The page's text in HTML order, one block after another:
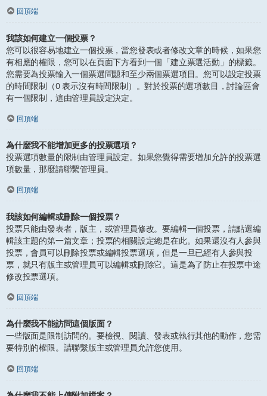
回頂端
我該如何建立一個投票？
您可以很容易地建立一個投票，當您發表或者修改文章的時候，如果您
有相應的權限，您可以在頁面下方看到一個「建立票選活動」的標籤。
您需要為投票輸入一個票選問題和至少兩個票選項目。您可以設定投票
的時間限制（0 表示沒有時間限制）。對於投票的選項數目，討論區會
有一個限制，這由管理員設定決定。
回頂端
為什麼我不能增加更多的投票選項？
投票選項數量的限制由管理員設定。如果您覺得需要增加允許的投票選
項數量，那麼請聯繫管理員。
回頂端
我該如何編輯或刪除一個投票？
投票只能由發表者，版主，或管理員修改。要編輯一個投票，請點選編
輯該主題的第一篇文章；投票的相關設定總是在此。如果還沒有人參與
投票，會員可以刪除投票或編輯投票選項，但是一旦已經有人參與投
票，就只有版主或管理員可以編輯或刪除它。這是為了防止在投票中途
修改投票選項。
回頂端
為什麼我不能訪問這個版面？
一些版面是限制訪問的。要檢視、閱讀、發表或執行其他的動作，您需
要特別的權限。請聯繫版主或管理員允許您使用。
回頂端